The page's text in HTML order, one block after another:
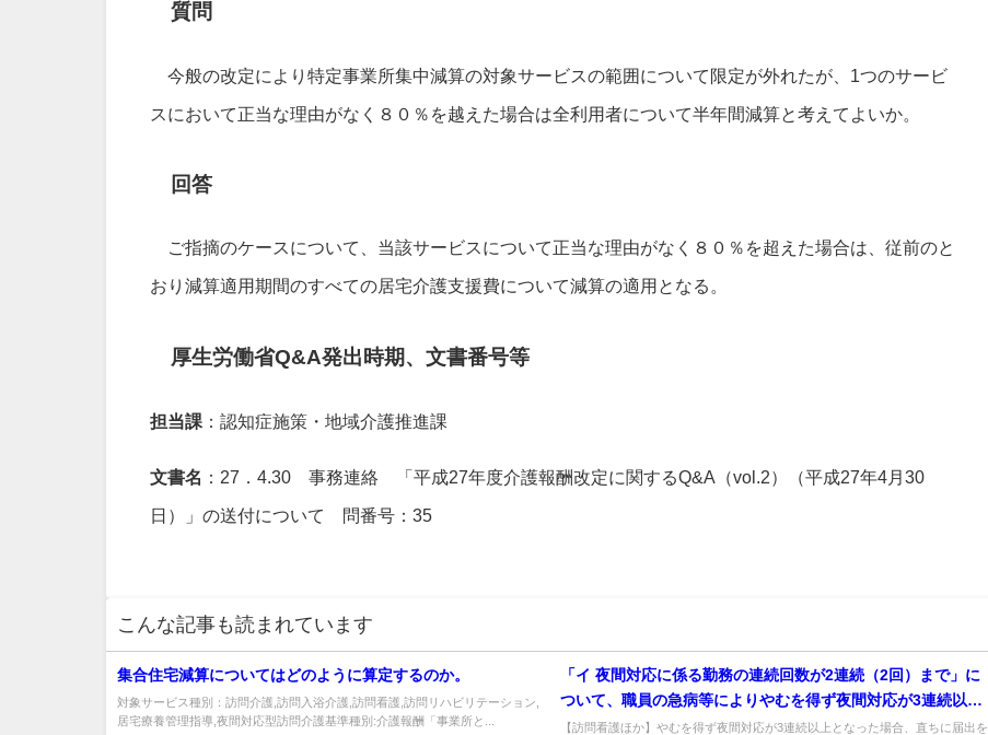
質問
今般の改定により特定事業所集中減算の対象サービスの範囲について限定が外れたが、1つのサービ
スにおいて正当な理由がなく８０％を越えた場合は全利用者について半年間減算と考えてよいか。
回答
ご指摘のケースについて、当該サービスについて正当な理由がなく８０％を超えた場合は、従前のと
おり減算適用期間のすべての居宅介護支援費について減算の適用となる。
厚生労働省Q&A発出時期、文書番号等
担当課 ：認知症施策・地域介護推進課
文書名 ：27．4.30 事務連絡 「平成27年度介護報酬改定に関するQ&A（vol.2）（平成27年4月30
日）」の送付について 問番号：35
こんな記事も読まれています
集合住宅減算についてはどのように算定するのか。
対象サービス種別：訪問介護,訪問入浴介護,訪問看護,訪問リハビリテーション,
居宅療養管理指導,夜間対応型訪問介護基準種別:介護報酬「事業所と...
「イ 夜間対応に係る勤務の連続回数が2連続（2回）まで」に
ついて、職員の急病等によりやむを得ず夜間対応が3連続以上
となってしまった場合、直ちに都道府県に届出をし直す必要は
【訪問看護ほか】やむを得ず夜間対応が3連続以上となった場合、直ちに届出を